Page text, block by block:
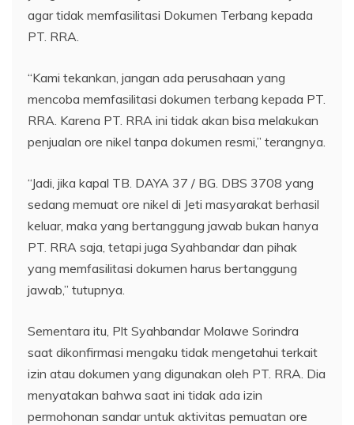
agar tidak memfasilitasi Dokumen Terbang kepada
PT. RRA.
“Kami tekankan, jangan ada perusahaan yang
mencoba memfasilitasi dokumen terbang kepada PT.
RRA. Karena PT. RRA ini tidak akan bisa melakukan
penjualan ore nikel tanpa dokumen resmi,” terangnya.
“Jadi, jika kapal TB. DAYA 37 / BG. DBS 3708 yang
sedang memuat ore nikel di Jeti masyarakat berhasil
keluar, maka yang bertanggung jawab bukan hanya
PT. RRA saja, tetapi juga Syahbandar dan pihak
yang memfasilitasi dokumen harus bertanggung
jawab,” tutupnya.
Sementara itu, Plt Syahbandar Molawe Sorindra
saat dikonfirmasi mengaku tidak mengetahui terkait
izin atau dokumen yang digunakan oleh PT. RRA. Dia
menyatakan bahwa saat ini tidak ada izin
permohonan sandar untuk aktivitas pemuatan ore